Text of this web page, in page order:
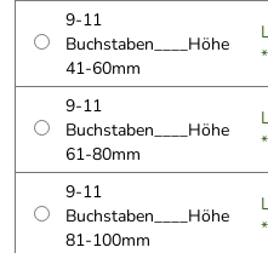
9-11
Buchstaben____Höhe
41-60mm
9-11
Buchstaben____Höhe
61-80mm
9-11
Buchstaben____Höhe
81-100mm